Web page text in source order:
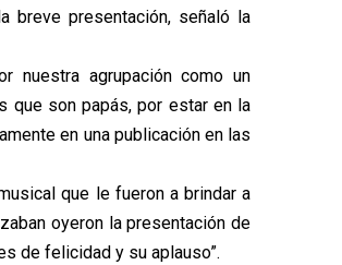
breve presentación, señaló la
nuestra agrupación como un
que son papás, por estar en la
en una publicación en las
que le fueron a brindar a
oyeron la presentación de
de felicidad y su aplauso”.